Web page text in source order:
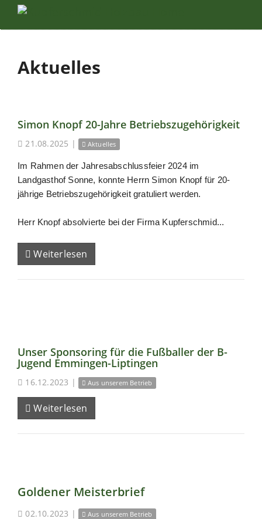
Aktuelles
Simon Knopf 20-Jahre Betriebszugehörigkeit
21.08.2025 | Aktuelles
Im Rahmen der Jahresabschlussfeier 2024 im
Landgasthof Sonne, konnte Herrn Simon Knopf für 20-
jährige Betriebszugehörigkeit gratuliert werden.
Herr Knopf absolvierte bei der Firma Kupferschmid...
Weiterlesen
Unser Sponsoring für die Fußballer der B-
Jugend Emmingen-Liptingen
16.12.2023 | Aus unserem Betrieb
Weiterlesen
Goldener Meisterbrief
02.10.2023 | Aus unserem Betrieb